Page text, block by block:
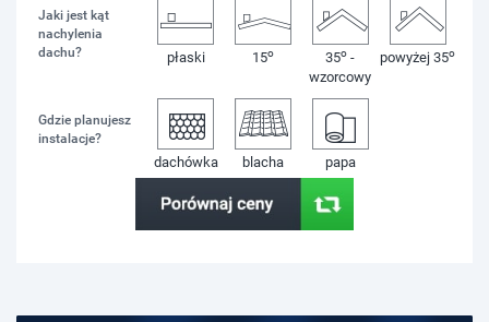
Jaki jest kąt
nachylenia
dachu?
płaski 15o 35o -
wzorcowy
powyżej 35o
Gdzie planujesz
instalacje?
dachówka blacha papa